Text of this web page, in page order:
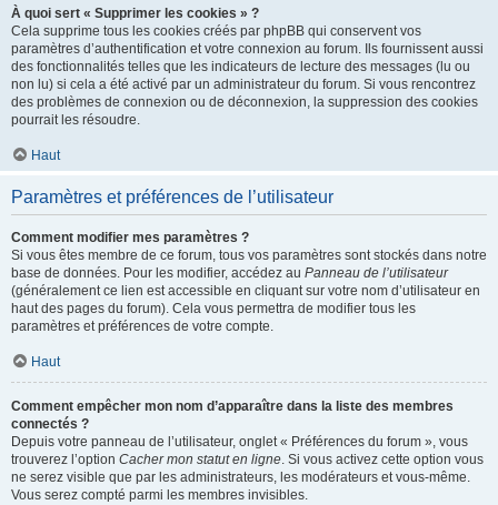
À quoi sert « Supprimer les cookies » ?
Cela supprime tous les cookies créés par phpBB qui conservent vos
paramètres d’authentification et votre connexion au forum. Ils fournissent aussi
des fonctionnalités telles que les indicateurs de lecture des messages (lu ou
non lu) si cela a été activé par un administrateur du forum. Si vous rencontrez
des problèmes de connexion ou de déconnexion, la suppression des cookies
pourrait les résoudre.
Haut
Paramètres et préférences de l’utilisateur
Comment modifier mes paramètres ?
Si vous êtes membre de ce forum, tous vos paramètres sont stockés dans notre
base de données. Pour les modifier, accédez au Panneau de l’utilisateur
(généralement ce lien est accessible en cliquant sur votre nom d’utilisateur en
haut des pages du forum). Cela vous permettra de modifier tous les
paramètres et préférences de votre compte.
Haut
Comment empêcher mon nom d’apparaître dans la liste des membres
connectés ?
Depuis votre panneau de l’utilisateur, onglet « Préférences du forum », vous
trouverez l’option Cacher mon statut en ligne. Si vous activez cette option vous
ne serez visible que par les administrateurs, les modérateurs et vous-même.
Vous serez compté parmi les membres invisibles.